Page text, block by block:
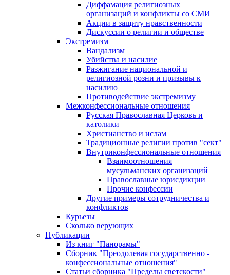
Диффамация религиозных
организаций и конфликты со СМИ
Акции в защиту нравственности
Дискуссии о религии и обществе
Экстремизм
Вандализм
Убийства и насилие
Разжигание национальной и
религиозной розни и призывы к
насилию
Противодействие экстремизму
Межконфессиональные отношения
Русская Православная Церковь и
католики
Христианство и ислам
Традиционные религии против "сект"
Внутриконфессиональные отношения
Взаимоотношения
мусульманских организаций
Православные юрисдикции
Прочие конфессии
Другие примеры сотрудничества и
конфликтов
Курьезы
Сколько верующих
Публикации
Из книг "Панорамы"
Сборник "Преодолевая государственно -
конфессиональные отношения"
Статьи сборника "Пределы светскости"